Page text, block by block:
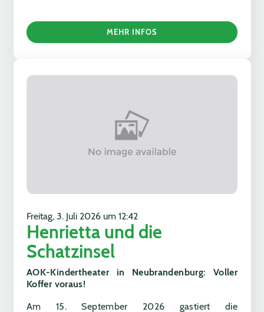
MEHR INFOS
Freitag, 3. Juli 2026 um 12:42
Henrietta und die
Schatzinsel
AOK-Kindertheater in Neubrandenburg: Voller
Koffer voraus!
Am 15. September 2026 gastiert die